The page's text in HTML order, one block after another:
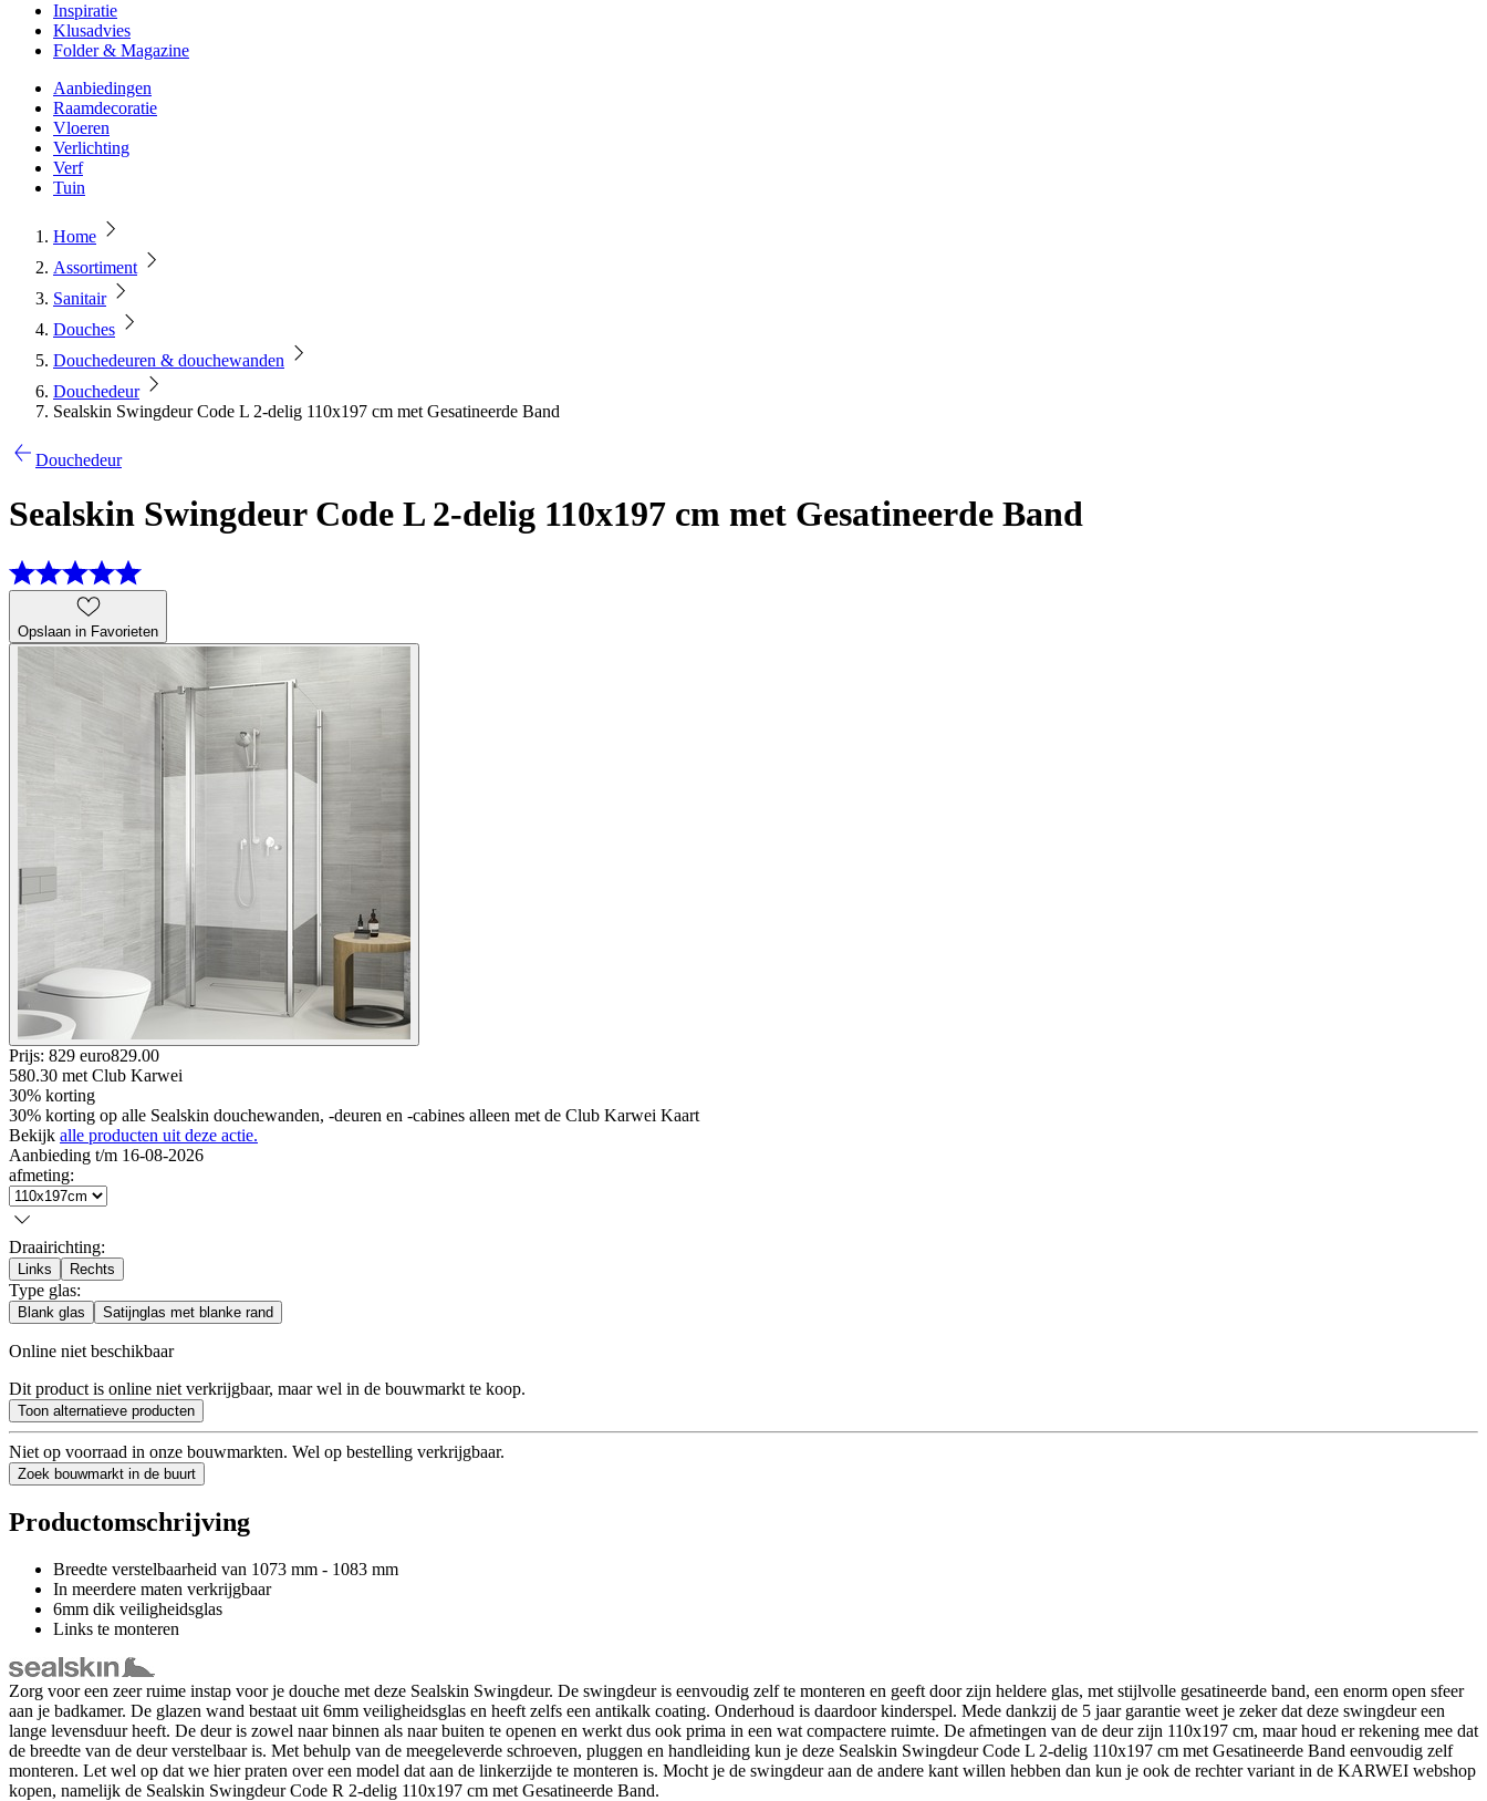
Inspiratie
Klusadvies
Folder & Magazine
Aanbiedingen
Raamdecoratie
Vloeren
Verlichting
Verf
Tuin
Home
Assortiment
Sanitair
Douches
Douchedeuren & douchewanden
Douchedeur
Sealskin Swingdeur Code L 2-delig 110x197 cm met Gesatineerde Band
Douchedeur
Sealskin Swingdeur Code L 2-delig 110x197 cm met Gesatineerde Band
Opslaan in Favorieten
Prijs: 829 euro829.00
580.30 met Club Karwei
30% korting
30% korting op alle Sealskin douchewanden, -deuren en -cabines alleen met de Club Karwei Kaart
Bekijk alle producten uit deze actie.
Aanbieding t/m 16-08-2026
afmeting:
Draairichting:
Links Rechts
Type glas:
Blank glas Satijnglas met blanke rand
Online niet beschikbaar
Dit product is online niet verkrijgbaar, maar wel in de bouwmarkt te koop.
Toon alternatieve producten
Niet op voorraad in onze bouwmarkten. Wel op bestelling verkrijgbaar.
Zoek bouwmarkt in de buurt
Productomschrijving
Breedte verstelbaarheid van 1073 mm - 1083 mm
In meerdere maten verkrijgbaar
6mm dik veiligheidsglas
Links te monteren
Zorg voor een zeer ruime instap voor je douche met deze Sealskin Swingdeur. De swingdeur is eenvoudig zelf te monteren en geeft door zijn heldere glas, met stijlvolle gesatineerde band, een enorm open sfeer
aan je badkamer. De glazen wand bestaat uit 6mm veiligheidsglas en heeft zelfs een antikalk coating. Onderhoud is daardoor kinderspel. Mede dankzij de 5 jaar garantie weet je zeker dat deze swingdeur een
lange levensduur heeft. De deur is zowel naar binnen als naar buiten te openen en werkt dus ook prima in een wat compactere ruimte. De afmetingen van de deur zijn 110x197 cm, maar houd er rekening mee dat
de breedte van de deur verstelbaar is. Met behulp van de meegeleverde schroeven, pluggen en handleiding kun je deze Sealskin Swingdeur Code L 2-delig 110x197 cm met Gesatineerde Band eenvoudig zelf
monteren. Let wel op dat we hier praten over een model dat aan de linkerzijde te monteren is. Mocht je de swingdeur aan de andere kant willen hebben dan kun je ook de rechter variant in de KARWEI webshop
kopen, namelijk de Sealskin Swingdeur Code R 2-delig 110x197 cm met Gesatineerde Band.